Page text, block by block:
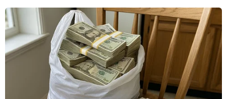
#Bầu cử tổng thống
#Vladimir Putin